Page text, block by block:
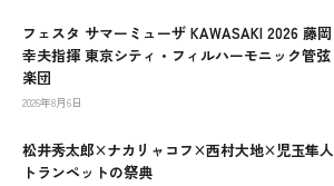
フェスタ サマーミューザ KAWASAKI 2026 藤岡
幸夫指揮 東京シティ・フィルハーモニック管弦
楽団
2026年8月6日
松井秀太郎×ナカリャコフ×西村大地×児玉隼人
トランペットの祭典